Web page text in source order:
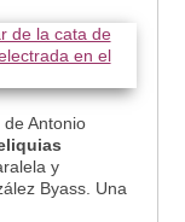
Antonio
y
Byass. Una